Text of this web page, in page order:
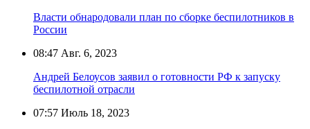
Власти обнародовали план по сборке беспилотников в
России
08:47 Авг. 6, 2023
Андрей Белоусов заявил о готовности РФ к запуску
беспилотной отрасли
07:57 Июль 18, 2023